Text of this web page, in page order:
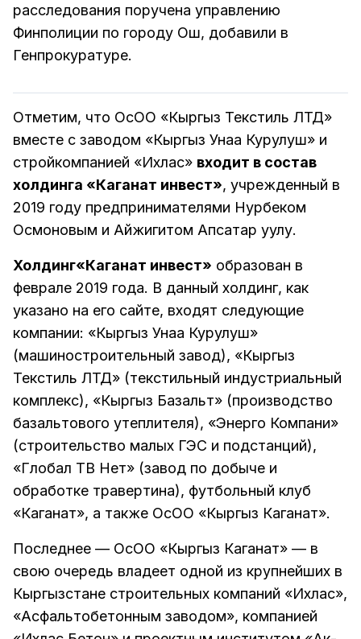
расследования поручена управлению
Финполиции по городу Ош, добавили в
Генпрокуратуре.
Отметим, что ОсОО «Кыргыз Текстиль ЛТД»
вместе с заводом «Кыргыз Унаа Курулуш» и
стройкомпанией «Ихлас» входит в состав
холдинга «Каганат инвест», учрежденный в
2019 году предпринимателями Нурбеком
Осмоновым и Айжигитом Апсатар уулу.
Холдинг«Каганат инвест» образован в
феврале 2019 года. В данный холдинг, как
указано на его сайте, входят следующие
компании: «Кыргыз Унаа Курулуш»
(машиностроительный завод), «Кыргыз
Текстиль ЛТД» (текстильный индустриальный
комплекс), «Кыргыз Базальт» (производство
базальтового утеплителя), «Энерго Компани»
(строительство малых ГЭС и подстанций),
«Глобал ТВ Нет» (завод по добыче и
обработке травертина), футбольный клуб
«Каганат», а также ОсОО «Кыргыз Каганат».
Последнее — ОсОО «Кыргыз Каганат» — в
свою очередь владеет одной из крупнейших в
Кыргызстане строительных компаний «Ихлас»,
«Асфальтобетонным заводом», компанией